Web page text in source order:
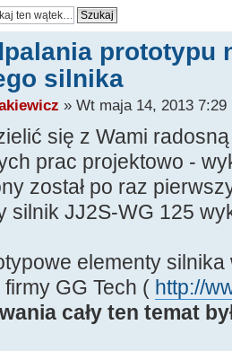
prototypu
silnika
» Wt maja 14, 2013 7:29
się z Wami
prac projektowo -
został po raz
silnik JJ2S-WG 125
elementy silnika
firmy GG Tech ( http://
cały ten temat